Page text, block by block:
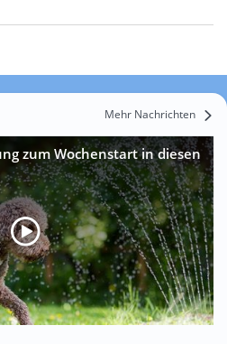
Mehr Nachrichten
zum Wochenstart in diesen